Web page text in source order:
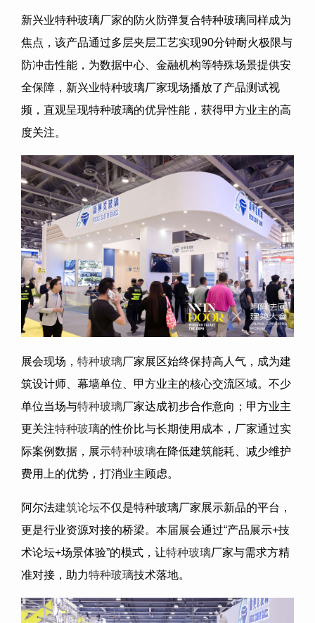
新兴业特种玻璃厂家的防火防弹复合特种玻璃同样成为
焦点，该产品通过多层夹层工艺实现90分钟耐火极限与
防冲击性能，为数据中心、金融机构等特殊场景提供安
全保障，新兴业特种玻璃厂家现场播放了产品测试视
频，直观呈现特种玻璃的优异性能，获得甲方业主的高
度关注。
展会现场， 特种玻璃厂家展区始终保持高人气，成为建
筑设计师、幕墙单位、甲方业主的核心交流区域。不少
单位当场与特种玻璃厂家达成初步合作意向；甲方业主
更关注特种玻璃的性价比与长期使用成本，厂家通过实
际案例数据，展示特种玻璃在降低建筑能耗、减少维护
费用上的优势，打消业主顾虑。
阿尔法建筑论坛不仅是特种玻璃厂家展示新品的平台，
更是行业资源对接的桥梁。本届展会通过“产品展示+技
术论坛+场景体验”的模式，让特种玻璃厂家与需求方精
准对接，助力特种玻璃技术落地。